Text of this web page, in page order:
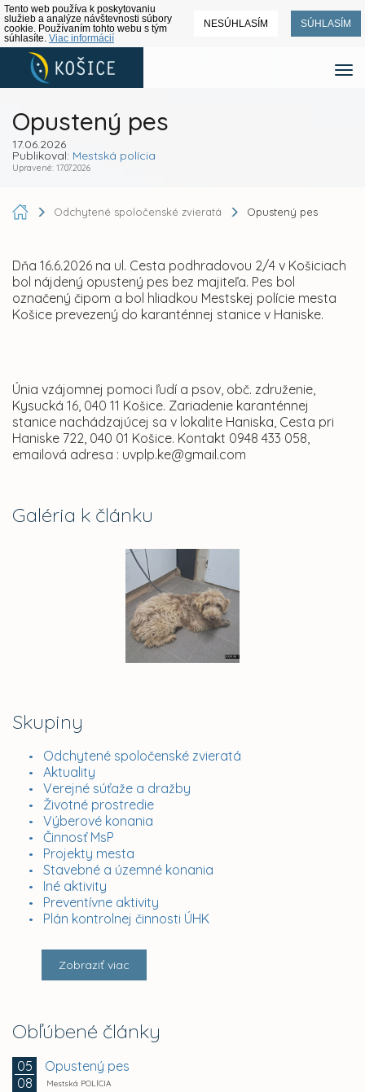
Tento web používa k poskytovaniu
služieb a analýze návštevnosti súbory
cookie. Používaním tohto webu s tým
súhlasíte. Viac informácií
NESÚHLASÍM SÚHLASÍM
Opustený pes
17.06.2026
Publikoval: Mestská polícia
Upravené: 17.07.2026
Galéria k článku
Skupiny
Odchytené spoločenské zvieratá
Aktuality
Verejné súťaže a dražby
Životné prostredie
Výberové konania
Činnosť MsP
Projekty mesta
Stavebné a územné konania
Iné aktivity
Preventívne aktivity
Plán kontrolnej činnosti ÚHK
Zobraziť viac
Obľúbené články
05
08
Opustený pes
Mestská POLÍCIA
Odchytené spoločenské zvieratá Opustený pes
Dňa 16.6.2026 na ul. Cesta podhradovou 2/4 v Košiciach
bol nájdený opustený pes bez majiteľa. Pes bol
označený čipom a bol hliadkou Mestskej polície mesta
Košice prevezený do karanténnej stanice v Haniske.
Únia vzájomnej pomoci ľudí a psov, obč. združenie,
Kysucká 16, 040 11 Košice. Zariadenie karanténnej
stanice nachádzajúcej sa v lokalite Haniska, Cesta pri
Haniske 722, 040 01 Košice. Kontakt 0948 433 058,
emailová adresa : uvplp.ke@gmail.com